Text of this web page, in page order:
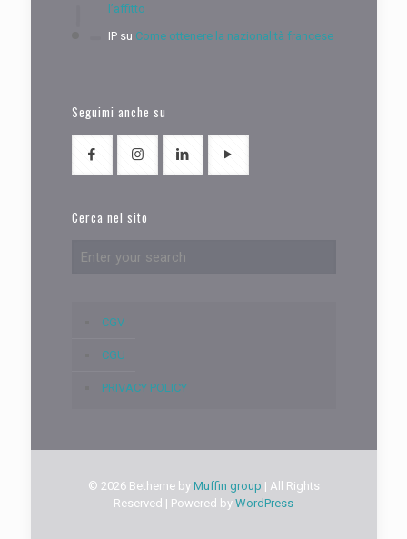
l’affitto
IPsu Come ottenere la nazionalità francese
Seguimi anche su
Cerca nel sito
CGV
CGU
PRIVACY POLICY
© 2026 Betheme by Muffin group | All Rights
Reserved | Powered by WordPress